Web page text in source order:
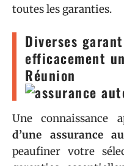
toutes les garanties.
Diverses
efficacement
Réunion
Une connaissance
d’une assurance
peaufiner votre